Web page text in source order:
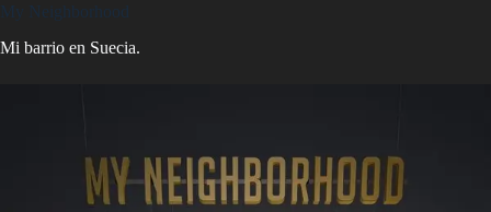
My Neighborhood
Mi barrio en Suecia.